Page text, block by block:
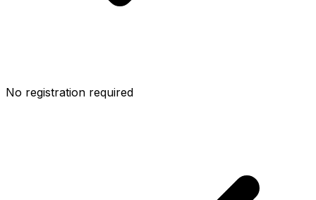
No registration required